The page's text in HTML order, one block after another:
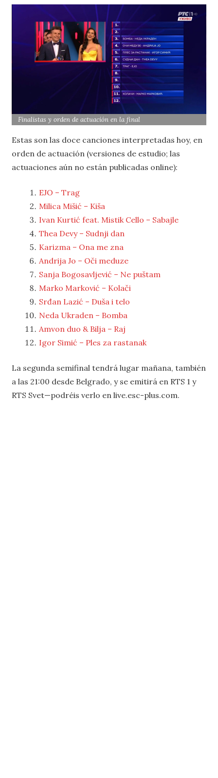
Finalistas y orden de actuación en la final
Estas son las doce canciones interpretadas hoy, en
orden de actuación (versiones de estudio; las
actuaciones aún no están publicadas online):
EJO – Trag
Milica Mišić – Kiša
Ivan Kurtić feat. Mistik Cello – Sabajle
Thea Devy – Sudnji dan
Karizma – Ona me zna
Andrija Jo – Oči meduze
Sanja Bogosavljević – Ne puštam
Marko Marković – Kolači
Srđan Lazić – Duša i telo
Neda Ukraden – Bomba
Amvon duo & Bilja – Raj
Igor Simić – Ples za rastanak
La segunda semifinal tendrá lugar mañana, también
a las 21:00 desde Belgrado, y se emitirá en RTS 1 y
RTS Svet—podréis verlo en live.esc-plus.com.